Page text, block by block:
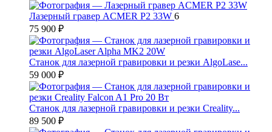
Лазерный гравер ACMER P2 33W 6
75 900 ₽
Станок для лазерной гравировки и резки AlgoLase...
59 000 ₽
Станок для лазерной гравировки и резки Creality...
89 500 ₽